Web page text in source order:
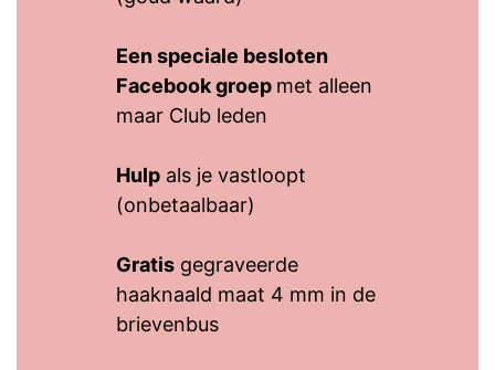
Een speciale besloten
Facebook groep met alleen
maar Club leden
Hulp als je vastloopt
(onbetaalbaar)
Gratis gegraveerde
haaknaald maat 4 mm in de
brievenbus